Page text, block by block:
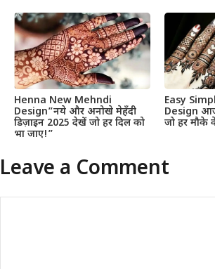
Henna New Mehndi
Design”नये और अनोखे मेहँदी
डिज़ाइन 2025 देखें जो हर दिल को
भा जाए!”
Easy
Design
जो हर मौके
Leave a Comment